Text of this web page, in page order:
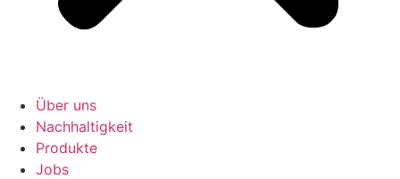
Über uns
Nachhaltigkeit
Produkte
Jobs